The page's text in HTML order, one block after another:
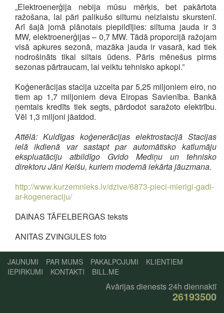
„Elektroenerģija nebija mūsu mērķis, bet pakārtota
ražošana, lai pāri palikušo siltumu neizlaistu skurstenī.
Arī šajā jomā plānotais piepildījies: siltuma jauda ir 3
MW, elektroenerģijas – 0,7 MW. Tādā proporcijā ražojam
visā apkures sezonā, mazāka jauda ir vasarā, kad tiek
nodrošināts tikai siltais ūdens. Pāris mēnešus pirms
sezonas pārtraucam, lai veiktu tehnisko apkopi.”
Koģenerācijas stacija uzcelta par 5,25 miljoniem eiro, no
tiem ap 1,7 miljoniem deva Eiropas Savienība. Bankā
ņemtais kredīts tiek segts, pārdodot saražoto elektrību.
Vēl 1,3 miljoni jāatdod.
Attēlā: Kuldīgas koģenerācijas elektrostacijā Stacijas
ielā ikdienā var sastapt par automātisko katlumāju
ekspluatāciju atbildīgo Gvido Mediņu un tehnisko
direktoru Jāni Keišu, kuriem modernā iekārta jāuzmana.
http://www.kurzemnieks.lv/dzive/6873-pieci-mierigi-gadi-
ar-kogeneraciju/
DAINAS TĀFELBERGAS teksts
ANITAS ZVINGULES foto
JAUNUMI PAR MUMS PAKALPOJUMI
KLIENTIEM
IEPIRKUMI
KONTAKTI BILL.ME
Avārijas dienests 24h diennaktī
26193500